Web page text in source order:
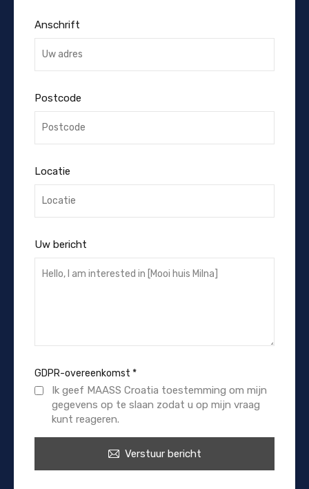
Anschrift
Postcode
Locatie
Uw bericht
GDPR-overeenkomst *
Ik geef MAASS Croatia toestemming om mijn
gegevens op te slaan zodat u op mijn vraag
kunt reageren.
Verstuur bericht